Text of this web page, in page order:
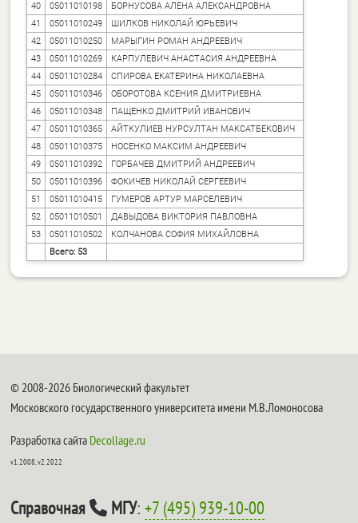
40
05011010198
БОРНУСОВА АЛЕНА АЛЕКСАНДРОВНА
41
05011010249
ШИЛКОВ НИКОЛАЙ ЮРЬЕВИЧ
42
05011010250
МАРЫГИН РОМАН АНДРЕЕВИЧ
43
05011010269
КАРПУЛЕВИЧ АНАСТАСИЯ АНДРЕЕВНА
44
05011010284
СПИРОВА ЕКАТЕРИНА НИКОЛАЕВНА
45
05011010346
ОБОРОТОВА КСЕНИЯ ДМИТРИЕВНА
46
05011010348
ПАЩЕНКО ДМИТРИЙ ИВАНОВИЧ
47
05011010365
АЙТКУЛИЕВ НУРСУЛТАН МАКСАТБЕКОВИЧ
48
05011010375
НОСЕНКО МАКСИМ АНДРЕЕВИЧ
49
05011010392
ГОРБАЧЕВ ДМИТРИЙ АНДРЕЕВИЧ
50
05011010396
ФОКИЧЕВ НИКОЛАЙ СЕРГЕЕВИЧ
51
05011010415
ГУМЕРОВ АРТУР МАРСЕЛЕВИЧ
52
05011010501
ДАВЫДОВА ВИКТОРИЯ ПАВЛОВНА
53
05011010502
КОЛЧАНОВА СОФИЯ МИХАЙЛОВНА
Всего: 53
© 2008-2026 Биологический факультет
Московского государственного университета имени М.В.Ломоносова
Разработка сайта Decollage.ru
v1.2008, v2.2022
Справочная МГУ:+7 (495) 939-10-00